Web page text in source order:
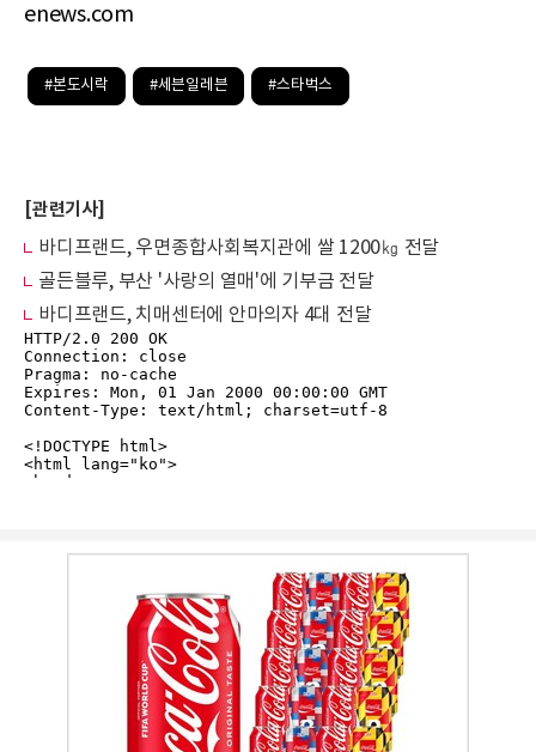
enews.com
#본도시락 #세븐일레븐 #스타벅스
[관련기사]
바디프랜드, 우면종합사회복지관에 쌀 1200㎏ 전달
골든블루, 부산 '사랑의 열매'에 기부금 전달
바디프랜드, 치매센터에 안마의자 4대 전달